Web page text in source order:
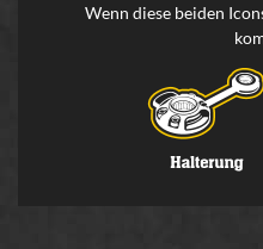
Wenn diese beiden